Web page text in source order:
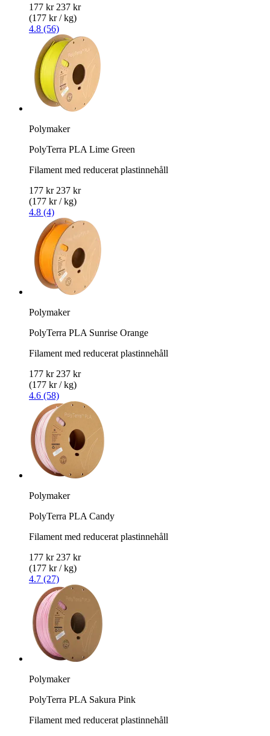
177 kr 237 kr
(177 kr / kg)
4.8 (56)
Polymaker
PolyTerra PLA Lime Green
Filament med reducerat plastinnehåll
177 kr 237 kr
(177 kr / kg)
4.8 (4)
Polymaker
PolyTerra PLA Sunrise Orange
Filament med reducerat plastinnehåll
177 kr 237 kr
(177 kr / kg)
4.6 (58)
Polymaker
PolyTerra PLA Candy
Filament med reducerat plastinnehåll
177 kr 237 kr
(177 kr / kg)
4.7 (27)
Polymaker
PolyTerra PLA Sakura Pink
Filament med reducerat plastinnehåll